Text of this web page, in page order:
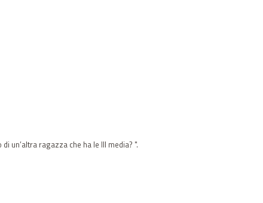
un’altra ragazza che ha le III media? ".